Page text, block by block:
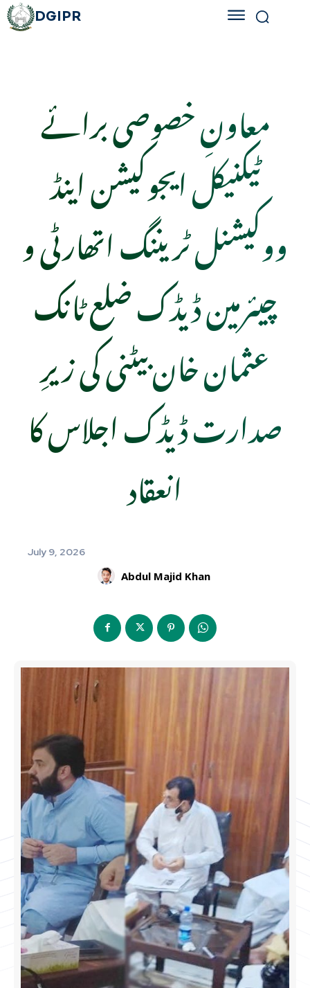
DGIPR
معاونِ خصوصی برائے
ٹیکنیکل ایجوکیشن اینڈ
ووکیشنل ٹریننگ اتھارٹی و
چیئرمین ڈیڈک ضلع ٹانک
عثمان خان بیٹنی کی زیرِ
صدارت ڈیڈک اجلاس کا
انعقاد
July 9, 2026
Abdul Majid Khan